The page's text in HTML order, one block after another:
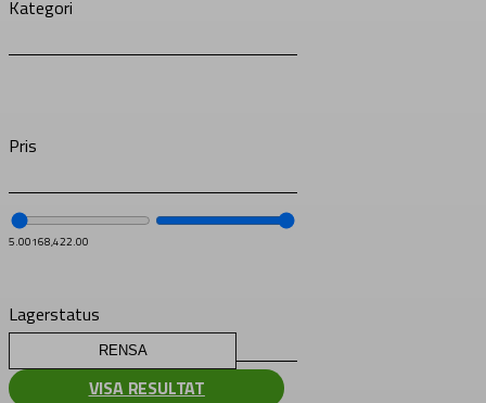
Kategori
Pris
5.00168,422.00
Lagerstatus
RENSA
VISA RESULTAT